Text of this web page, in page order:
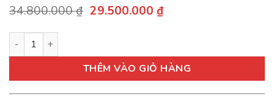
sao
34.800.000₫ Giá
29.500.000 ₫Giá
29.500.000 ₫.
Tủ lạnh Kaff KF-BCD580W Side By Side dạng T Door số lượng
THÊM VÀO GIỎ HÀNG